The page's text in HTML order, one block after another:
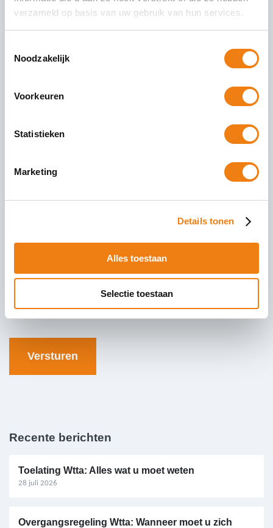
verzameld op basis van uw gebruik van hun services.
Noodzakelijk
Voorkeuren
Statistieken
Marketing
Details tonen
Alles toestaan
Selectie toestaan
Recente berichten
Toelating Wtta: Alles wat u moet weten
28 juli 2026
Overgangsregeling Wtta: Wanneer moet u zich